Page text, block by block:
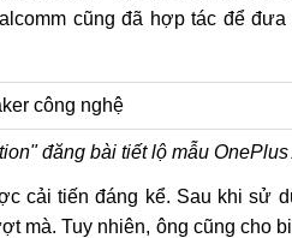
cũng đã hợp tác để
đăng bài tiết lộ mẫu OnePlus
cải tiến đáng kể. Sau khi sử
mà. Tuy nhiên, ông cũng cho